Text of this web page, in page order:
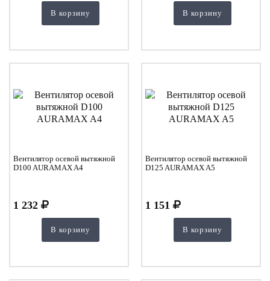
В корзину В корзину
Вентилятор осевой вытяжной
D100 AURAMAX A4
1 232
В корзину
Вентилятор осевой вытяжной
D125 AURAMAX A5
1 151
В корзину